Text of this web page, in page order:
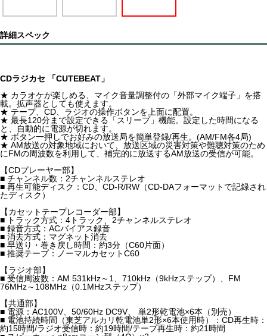
詳細スペック
CDラジカセ 「CUTEBEAT」
★ カラオケが楽しめる、マイク音量調整付の「外部マイク端子」を搭
載。拡声器としても使えます。
★ テープ、CD、ラジオの操作ボタンを上面に配置。
★ 最長120分まで設定できる「スリープ」機能。設定した時間になる
と、自動的に電源が切れます。
★ ボタン一押しでお好みの放送局を簡単登録/再生。(AM/FM各4局)
★ AM放送の対象地域において、放送区域の災害対策や難聴対策のため
にFMの周波数を利用して、補完的に放送するAM放送の受信が可能。
【CDプレーヤー部】
■ チャンネル数：2チャンネルステレオ
■ 再生可能ディスク：CD、CD-R/RW（CD-DAフォーマットで記録され
たディスク）
【カセットテープレコーダー部】
■ トラック方式：4トラック、2チャンネルステレオ
■ 録音方式：ACバイアス録音
■ 消去方式：マグネット消去
■ 早送り・巻き戻し時間：約3分（C60片面）
■ 推奨テープ：ノーマルカセットC60
【ラジオ部】
■ 受信周波数：AM 531kHz～1、710kHz（9kHzステップ）、FM
76MHz～108MHz（0.1MHzステップ）
【共通部】
■ 電源：AC100V、50/60Hz DC9V、 単2形乾電池×6本（別売）
■ 電池持続時間（東芝アルカリ乾電池単2形×6本使用時）：CD再生時：
約15時間/ラジオ受信時：約19時間/テープ再生時：約21時間